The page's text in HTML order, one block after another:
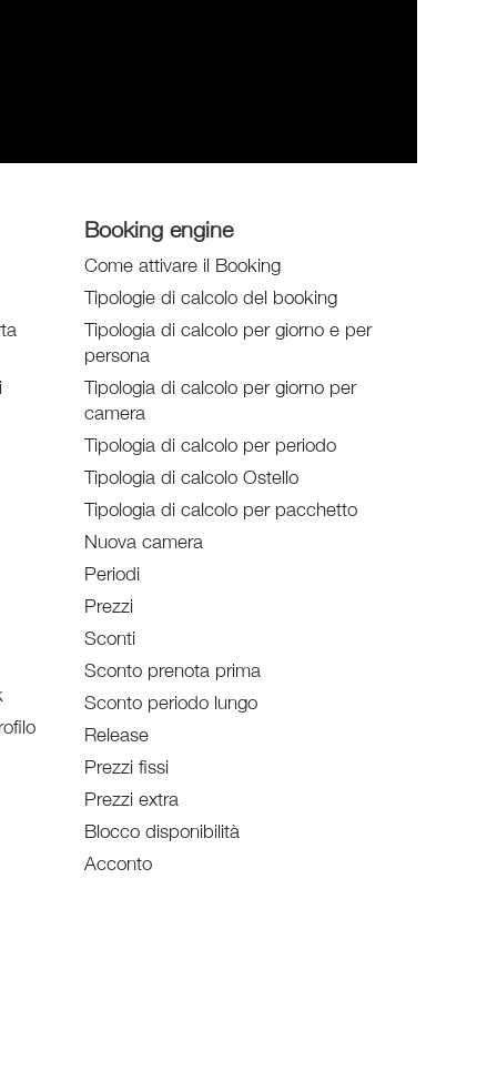
Booking engine
Come attivare il Booking
Tipologie di calcolo del booking
Tipologia di calcolo per giorno e per
persona
Tipologia di calcolo per giorno per
camera
Tipologia di calcolo per periodo
Tipologia di calcolo Ostello
Tipologia di calcolo per pacchetto
Nuova camera
Periodi
Prezzi
Sconti
Sconto prenota prima
Sconto periodo lungo
Release
Prezzi fissi
Prezzi extra
Blocco disponibilità
Acconto